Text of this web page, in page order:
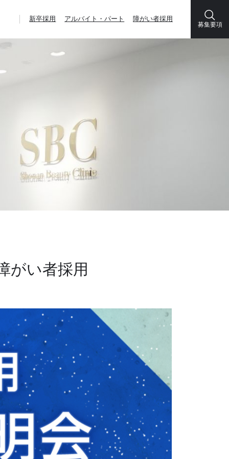
新卒採用 アルバイト・パート 障がい者採用
募集要項
がい者採用